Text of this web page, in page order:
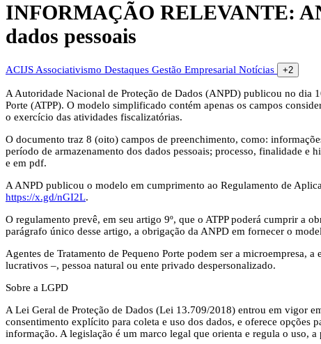
INFORMAÇÃO RELEVANTE:
dados pessoais
ACIJS Associativismo Destaques Gestão Empresarial Notícias +2
A Autoridade Nacional de Proteção de Dados (ANPD) publicou no dia
Porte (ATPP). O modelo simplificado contém apenas os campos
o exercício das atividades fiscalizatórias.
O documento traz 8 (oito) campos de preenchimento, como:
período de armazenamento dos dados pessoais; processo, finalidade e
e em pdf.
A ANPD publicou o modelo em cumprimento ao Regulamento de
https://x.gd/nGI2L.
O regulamento prevê, em seu artigo 9º, que o ATPP poderá cumprir a
parágrafo único desse artigo, a obrigação da ANPD em fornecer o
Agentes de Tratamento de Pequeno Porte podem ser a
lucrativos –, pessoa natural ou ente privado despersonalizado.
Sobre a LGPD
A Lei Geral de Proteção de Dados (Lei 13.709/2018) entrou em vigor
consentimento explícito para coleta e uso dos dados, e oferece opções
informação. A legislação é um marco legal que orienta e regula o uso,